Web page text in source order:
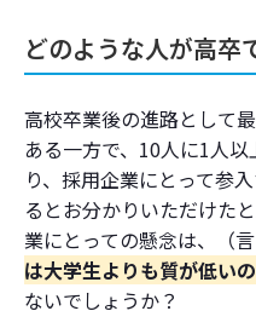
どのような人が高卒
高校卒業後の進路として
ある一方で、10人に1人
り、採用企業にとって参
るとお分かりいただけたと
業にとっての懸念は、（
は大学生よりも質が低い
ないでしょうか？